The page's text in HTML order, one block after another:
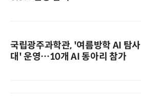
국립광주과학관, '여름방학 AI 탐사
대' 운영…10개 AI 동아리 참가